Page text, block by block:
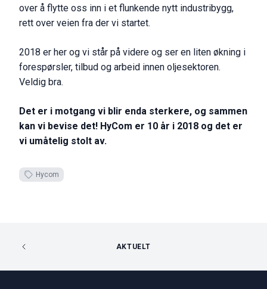
over å flytte oss inn i et flunkende nytt industribygg,
rett over veien fra der vi startet.
2018 er her og vi står på videre og ser en liten økning i
forespørsler, tilbud og arbeid innen oljesektoren.
Veldig bra.
Det er i motgang vi blir enda sterkere, og sammen
kan vi bevise det! HyCom er 10 år i 2018 og det er
vi umåtelig stolt av.
Hycom
AKTUELT